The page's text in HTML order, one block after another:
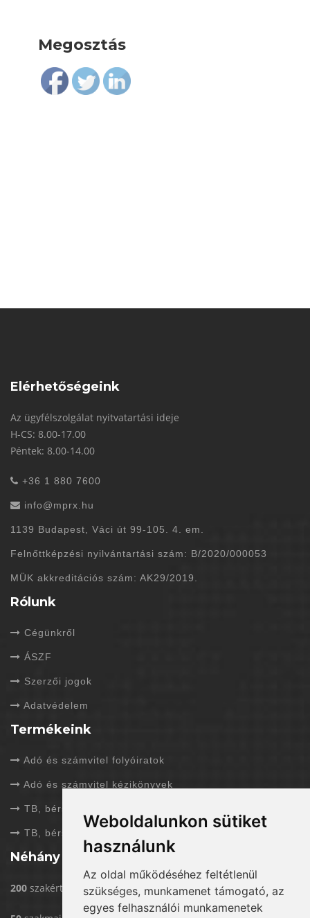
Weboldalunkon sütiket
használunk
Az oldal működéséhez feltétlenül
szükséges, munkamenet támogató, az
egyes felhasználói munkamenetek
Megosztás
Follow
Elérhetőségeink
Az ügyfélszolgálat nyitvatartási ideje
H-CS: 8.00-17.00
Péntek: 8.00-14.00
+36 1 880 7600
info@mprx.hu
1139 Budapest, Váci út 99-105. 4. em.
Felnőttképzési nyilvántartási szám: B/2020/000053
MÜK akkreditációs szám: AK29/2019.
Rólunk
Cégünkről
ÁSZF
Szerzői jogok
Adatvédelem
Termékeink
Adó és számvitel folyóiratok
Adó és számvitel kézikönyvek
TB, bérszámfejtés folyóiratok
TB, bérszámfejtés kézikönyvek
Néhány adat rólunk
200 szakértővel dolgozunk